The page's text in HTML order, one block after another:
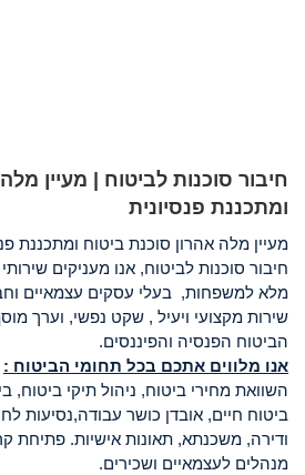
סוכנות לביטוח | מעיין מלה
פנסיונית
אהרון סוכנת ביטוח ומתכננת פנסיונית
לביטוח, אנו מעניקים שירותי פמילי
בעלי עסקים עצמאיים וחברות
ויעיל , שקט נפשי, וערך מוסף בכל
הפנסיה והפיננסים.
אתכם בכל תחומי הביטוח :
מחירי ביטוח, ניהול תיקי ביטוח, ביטוחי
אובדן כושר עבודה,נסיעות לחו"ל,
תאונות אישיות. פתיחת קרן פנסיה
לעצמאיים ושכירים.